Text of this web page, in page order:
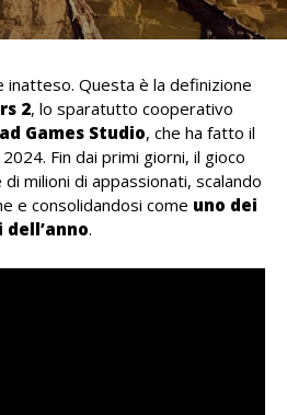
inatteso. Questa è la definizione
2, lo sparatutto cooperativo
Games Studio, che ha fatto il
Fin dai primi giorni, il gioco
milioni di appassionati, scalando
e consolidandosi come uno dei
.